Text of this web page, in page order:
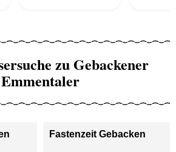
zu Gebackener
Emmentaler
Fastenzeit Gebacken